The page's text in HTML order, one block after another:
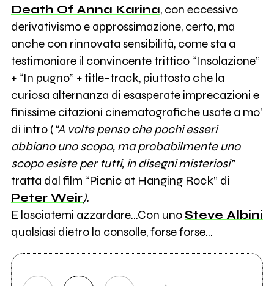
Death Of Anna Karina, con eccessivo
derivativismo e approssimazione, certo, ma
anche con rinnovata sensibilità, come sta a
testimoniare il convincente trittico “Insolazione”
+ “In pugno” + title-track, piuttosto che la
curiosa alternanza di esasperate imprecazioni e
finissime citazioni cinematografiche usate a mo'
di intro (“A volte penso che pochi esseri
abbiano uno scopo, ma probabilmente uno
scopo esiste per tutti, in disegni misteriosi”
tratta dal film “Picnic at Hanging Rock” di
Peter Weir).
E lasciatemi azzardare…Con unoSteve Albini
qualsiasi dietro la consolle, forse forse…